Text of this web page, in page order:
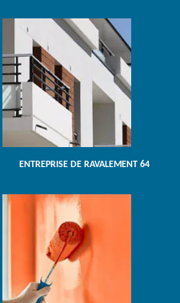
ENTREPRISE DE RAVALEMENT 64